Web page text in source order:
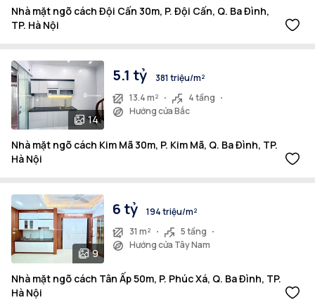
Nhà mặt ngõ cách Đội Cấn 30m, P. Đội Cấn, Q. Ba Đình,
TP. Hà Nội
14
5.1 tỷ
381 triệu/m²
13.4 m²
4 tầng
Hướng cửa Bắc
Nhà mặt ngõ cách Kim Mã 30m, P. Kim Mã, Q. Ba Đình, TP.
Hà Nội
9
6 tỷ
194 triệu/m²
31 m²
5 tầng
Hướng cửa Tây Nam
Nhà mặt ngõ cách Tân Ấp 50m, P. Phúc Xá, Q. Ba Đình, TP.
Hà Nội